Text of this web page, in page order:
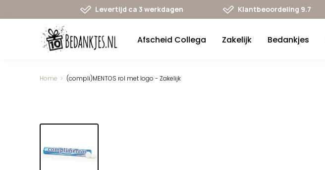
Home (compli)MENTOS rol met logo - Zakelijk
Levertijd ca 3 werkdagen Klantbeoordeling 9.7
Afscheid Collega Zakelijk Bedankjes